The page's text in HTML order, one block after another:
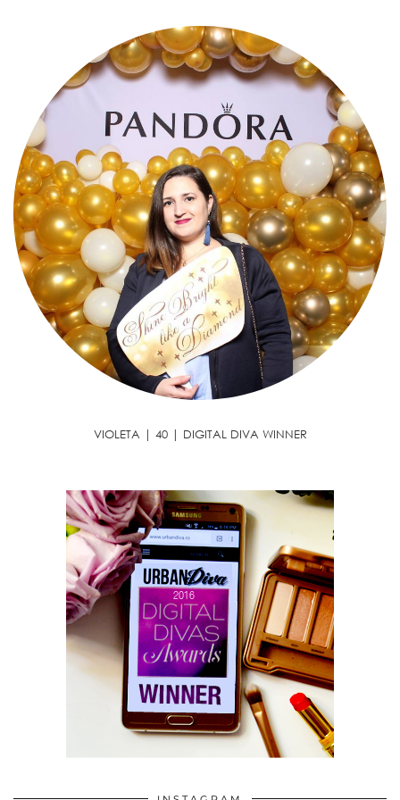
VIOLETA | 40 | DIGITAL DIVA WINNER